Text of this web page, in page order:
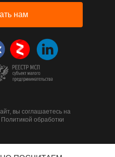
нам
вы соглашаетесь на
обработки